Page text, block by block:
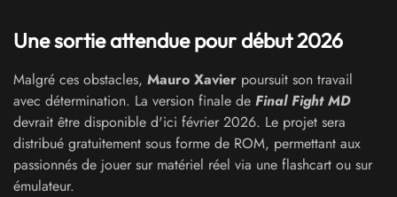
Une sortie attendue pour début 2026
Malgré ces obstacles, Mauro Xavier poursuit son travail
avec détermination. La version finale de Final Fight MD
devrait être disponible d'ici février 2026. Le projet sera
distribué gratuitement sous forme de ROM, permettant aux
passionnés de jouer sur matériel réel via une flashcart ou sur
émulateur.